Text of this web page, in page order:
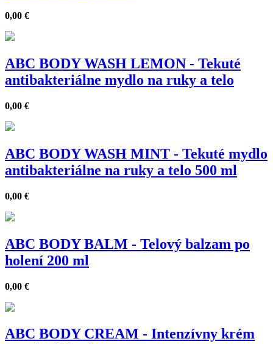
0,00 €
ABC BODY WASH LEMON - Tekuté
antibakteriálne mydlo na ruky a telo
0,00 €
ABC BODY WASH MINT - Tekuté mydlo
antibakteriálne na ruky a telo 500 ml
0,00 €
ABC BODY BALM - Telový balzam po
holení 200 ml
0,00 €
ABC BODY CREAM - Intenzívny krém